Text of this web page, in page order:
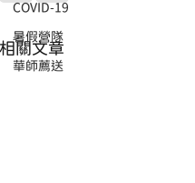
COVID-19
暑假營隊
華師薦送
相關文章